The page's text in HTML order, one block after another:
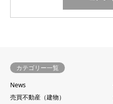
カテゴリー一覧
News
売買不動産（建物）